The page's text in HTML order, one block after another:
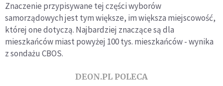
Znaczenie przypisywane tej części wyborów
samorządowych jest tym większe, im większa miejscowość,
której one dotyczą. Najbardziej znaczące są dla
mieszkańców miast powyżej 100 tys. mieszkańców - wynika
z sondażu CBOS.
DEON.PL POLECA